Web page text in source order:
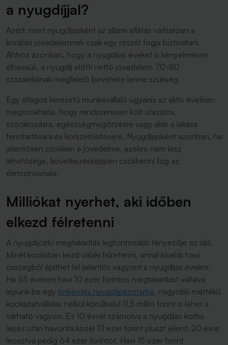
a nyugdíjjal?
Azért, mert nyugdíjasként az állami ellátás várhatóan a
korábbi jövedelemnek csak egy részét fogja biztosítani.
Ahhoz azonban, hogy a nyugdíjas éveket is kényelmesen
élhessük, a nyugdíj előtti nettó jövedelem 70-80
százalékának megfelelő bevételre lenne szükség.
Egy átlagos keresetű munkavállaló ugyanis az aktív éveiben
megszokhatja, hogy rendszeresen költ utazásra,
szórakozásra, egészségmegőrzésre vagy akár a lakása
fenntartására és korszerűsítésére. Nyugdíjasként azonban, ha
jelentősen csökken a jövedelme, ezekre nem lesz
lehetősége, következésképpen csökkenni fog az
életszínvonala.
Milliókat nyerhet, aki időben
elkezd félretenni
A nyugdíjcélú megtakarítás legfontosabb tényezője az idő.
Minél korábban kezd valaki félretenni, annál kisebb havi
összegből építhet fel jelentős vagyont a nyugdíjas évekre.
Ha 35 évesen havi 10 ezer forintos megtakarítást vállalva
lépünk be egy önkéntes nyugdíjpénztárba, nagyobb mértékű
kockázatvállalás nélkül körülbelül 11,5 millió forint is lehet a
várható vagyon. Ez 10 évvel számolva a nyugdíjas korba
lépés után havonta közel 111 ezer forint pluszt jelent, 20 évre
leosztva pedig 64 ezer forintot. Havi 15 ezer forint